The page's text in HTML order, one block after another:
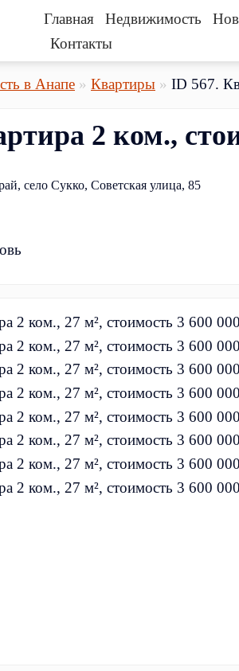
Главная Недвижимость
Контакты
в Анапе Квартиры ID 567.
2 ком.,
село Сукко, Советская улица, 85